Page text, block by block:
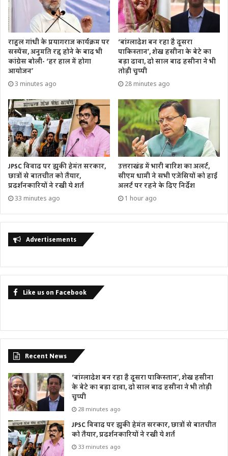
राहुल गांधी के प्रयागराज कार्यक्रम पर
सस्पेंस, अनुमति रद्द होने के बाद भी
कांग्रेस बोली- ‘हर हाल में होगा
आयोजन’
3 minutes ago
‘बांग्लादेश बन रहा है दूसरा
पाकिस्तान’, शेख हसीना के बेटे का
बड़ा दावा, दो साल बाद हसीना ने भी
तोड़ी चुप्पी
28 minutes ago
JPSC विवाद पर झुकी हेमंत सरकार,
छात्रों से बातचीत को तैयार,
प्रदर्शनकारियों ने रखी ये शर्त
33 minutes ago
उत्तराखंड में भारी बारिश का अलर्ट,
सीएम धामी ने सभी एजेंसियों को हाई
अलर्ट पर रहने के दिए निर्देश
1 hour ago
Advertisements
Like us on Facebook
Recent News
‘बांग्लादेश बन रहा है दूसरा पाकिस्तान’, शेख हसीना
के बेटे का बड़ा दावा, दो साल बाद हसीना ने भी तोड़ी
चुप्पी
28 minutes ago
JPSC विवाद पर झुकी हेमंत सरकार, छात्रों से बातचीत
को तैयार, प्रदर्शनकारियों ने रखी ये शर्त
33 minutes ago